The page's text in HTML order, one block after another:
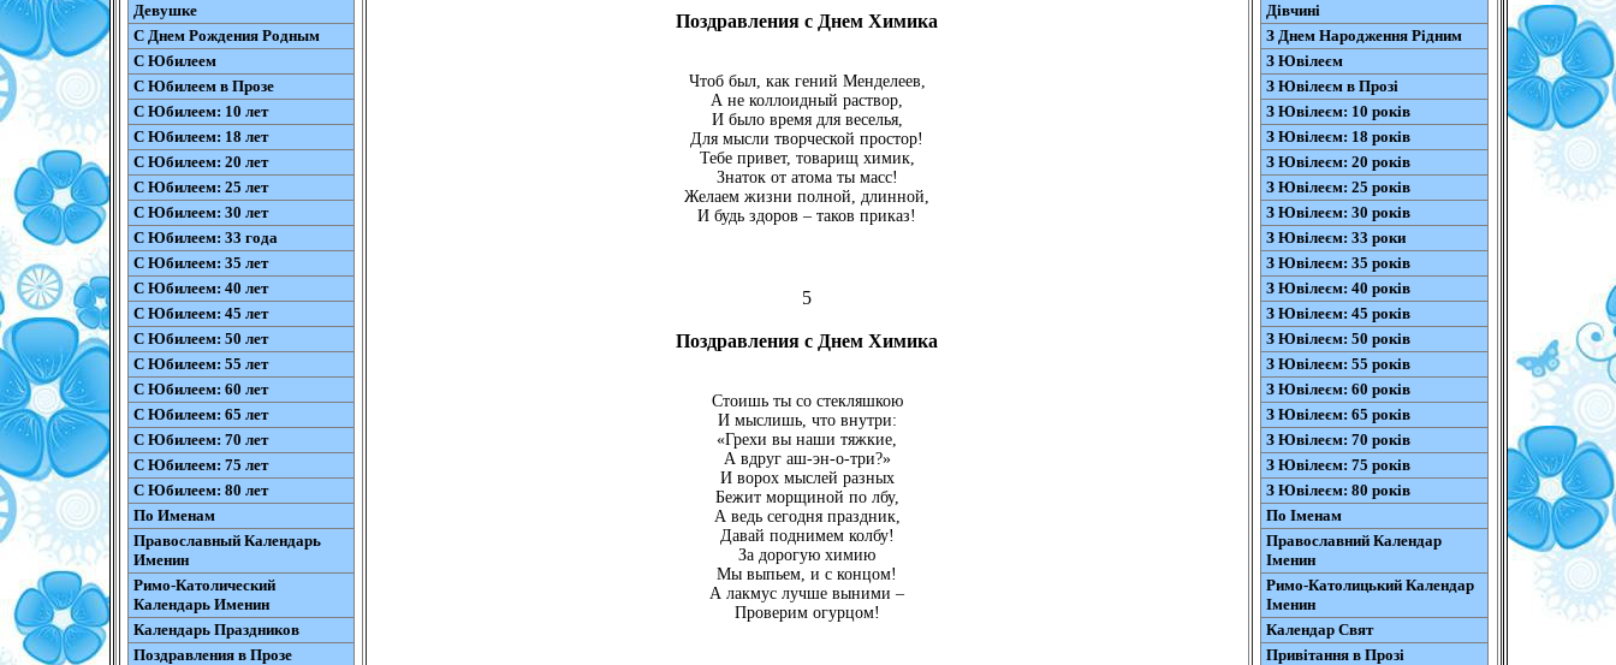
Девушке
С Днем Рождения Родным
С Юбилеем
С Юбилеем в Прозе
С Юбилеем: 10 лет
С Юбилеем: 18 лет
С Юбилеем: 20 лет
С Юбилеем: 25 лет
С Юбилеем: 30 лет
С Юбилеем: 33 года
С Юбилеем: 35 лет
С Юбилеем: 40 лет
С Юбилеем: 45 лет
С Юбилеем: 50 лет
С Юбилеем: 55 лет
С Юбилеем: 60 лет
С Юбилеем: 65 лет
С Юбилеем: 70 лет
С Юбилеем: 75 лет
С Юбилеем: 80 лет
По Именам
Православный Календарь
Именин
Римо-Католический
Календарь Именин
Календарь Праздников
Поздравления в Прозе
Поздравления с Днем Химика
Чтоб был, как гений Менделеев,
А не коллоидный раствор,
И было время для веселья,
Для мысли творческой простор!
Тебе привет, товарищ химик,
Знаток от атома ты масс!
Желаем жизни полной, длинной,
И будь здоров – таков приказ!
5
Поздравления с Днем Химика
Стоишь ты со стекляшкою
И мыслишь, что внутри:
«Грехи вы наши тяжкие,
А вдруг аш-эн-о-три?»
И ворох мыслей разных
Бежит морщиной по лбу,
А ведь сегодня праздник,
Давай поднимем колбу!
За дорогую химию
Мы выпьем, и с концом!
А лакмус лучше выними –
Проверим огурцом!
Дівчині
З Днем Народження Рідним
З Ювілеєм
З Ювілеєм в Прозі
З Ювілеєм: 10 років
З Ювілеєм: 18 років
З Ювілеєм: 20 років
З Ювілеєм: 25 років
З Ювілеєм: 30 років
З Ювілеєм: 33 роки
З Ювілеєм: 35 років
З Ювілеєм: 40 років
З Ювілеєм: 45 років
З Ювілеєм: 50 років
З Ювілеєм: 55 років
З Ювілеєм: 60 років
З Ювілеєм: 65 років
З Ювілеєм: 70 років
З Ювілеєм: 75 років
З Ювілеєм: 80 років
По Іменам
Православний Календар
Іменин
Римо-Католицький Календар
Іменин
Календар Свят
Привітання в Прозі